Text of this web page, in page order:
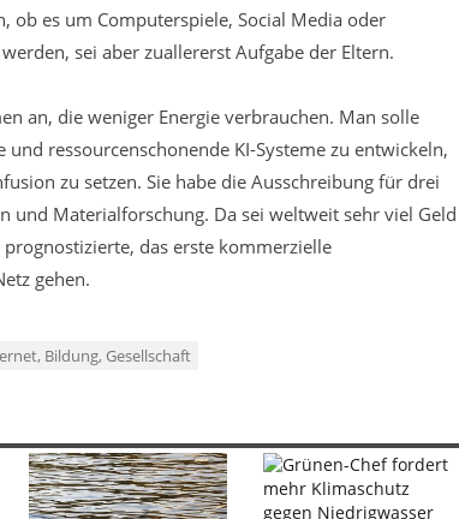
ob es um Computerspiele, Social Media oder
sei aber zuallererst Aufgabe der Eltern.
an, die weniger Energie verbrauchen. Man solle
ressourcenschonende KI-Systeme zu entwickeln,
zu setzen. Sie habe die Ausschreibung für drei
und Materialforschung. Da sei weltweit sehr viel Geld
das erste kommerzielle
gehen.
Bildung, Gesellschaft